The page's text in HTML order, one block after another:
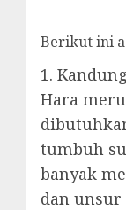
Berikut ini
1.
Hara
tumbuh
banyak
dan